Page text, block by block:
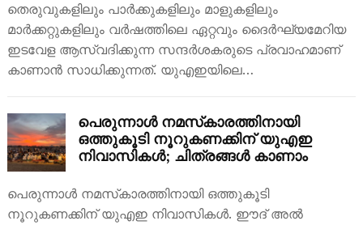
തെരുവുകളിലും പാര്‍ക്കുകളിലും മാളുകളിലും
മാര്‍ക്കറ്റുകളിലും വര്‍ഷത്തിലെ ഏറ്റവും ദൈര്‍ഘ്യമേറിയ
ഇടവേള ആസ്വദിക്കുന്ന സന്ദര്‍ശകരുടെ പ്രവാഹമാണ്
കാണാന്‍ സാധിക്കുന്നത്. യുഎഇയിലെ…
പെരുന്നാള്‍ നമസ്‌കാരത്തിനായി
ഒത്തുകൂടി നൂറുകണക്കിന് യുഎഇ
നിവാസികള്‍; ചിത്രങ്ങള്‍ കാണാം
പെരുന്നാള്‍ നമസ്‌കാരത്തിനായി ഒത്തുകൂടി
നൂറുകണക്കിന് യുഎഇ നിവാസികള്‍. ഈദ് അല്‍